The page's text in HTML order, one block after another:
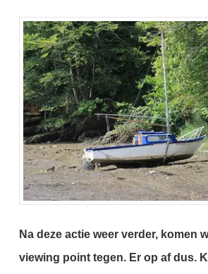
Na deze actie weer verder, komen
viewing point tegen. Er op af dus.